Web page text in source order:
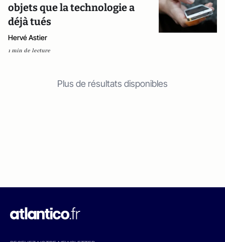
objets que la technologie a
déjà tués
Hervé Astier
1 min de lecture
Plus de résultats disponibles